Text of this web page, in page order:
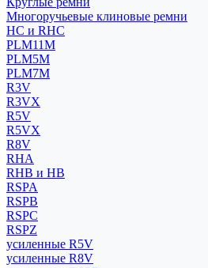
Многоручьевые клиновые ремни
HC и RHC
PLM11M
PLM5M
PLM7M
R3V
R3VX
R5V
R5VX
R8V
RHA
RHB и HB
RSPA
RSPB
RSPC
RSPZ
усиленные R5V
усиленные R8V